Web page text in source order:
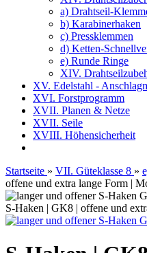
a) Drahtseil-
b) Karabinerhaken
c) Pressklemmen
d) Ketten-
e) Runde Ringe
XIV.
XV. Edelstahl -
XVI. Forstprogramm
XVII. Planen & Netze
XVII. Seile
XVIII. Höhensicherheit
Startseite » VII. Güteklasse 8 »
offene und extra lange Form |
S-Haken | GK8 | offene und